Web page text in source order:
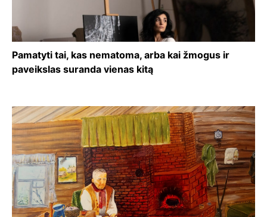
Pamatyti tai, kas nematoma, arba kai žmogus ir
paveikslas suranda vienas kitą